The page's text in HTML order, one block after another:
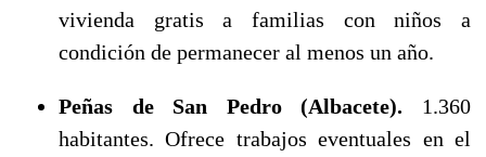
vivienda gratis a familias con niños a
condición de permanecer al menos un año.
Peñas de San Pedro (Albacete). 1.360
habitantes. Ofrece trabajos eventuales en el